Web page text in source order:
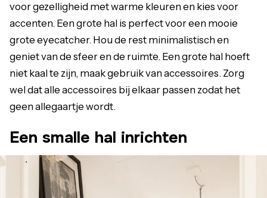
voor gezelligheid met warme kleuren en kies voor
accenten. Een grote hal is perfect voor een mooie
grote eyecatcher. Hou de rest minimalistisch en
geniet van de sfeer en de ruimte. Een grote hal hoeft
niet kaal te zijn, maak gebruik van accessoires. Zorg
wel dat alle accessoires bij elkaar passen zodat het
geen allegaartje wordt.
Een smalle hal inrichten